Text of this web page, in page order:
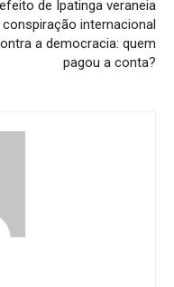
de Ipatinga veraneia
internacional
a democracia: quem
pagou a conta?